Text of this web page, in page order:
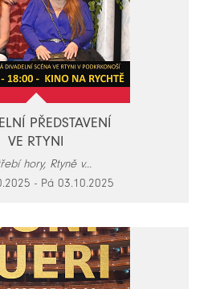
PŘEDSTAVENÍ
VE RTYNI
hory, Rtyně v...
- Pá 03.10.2025